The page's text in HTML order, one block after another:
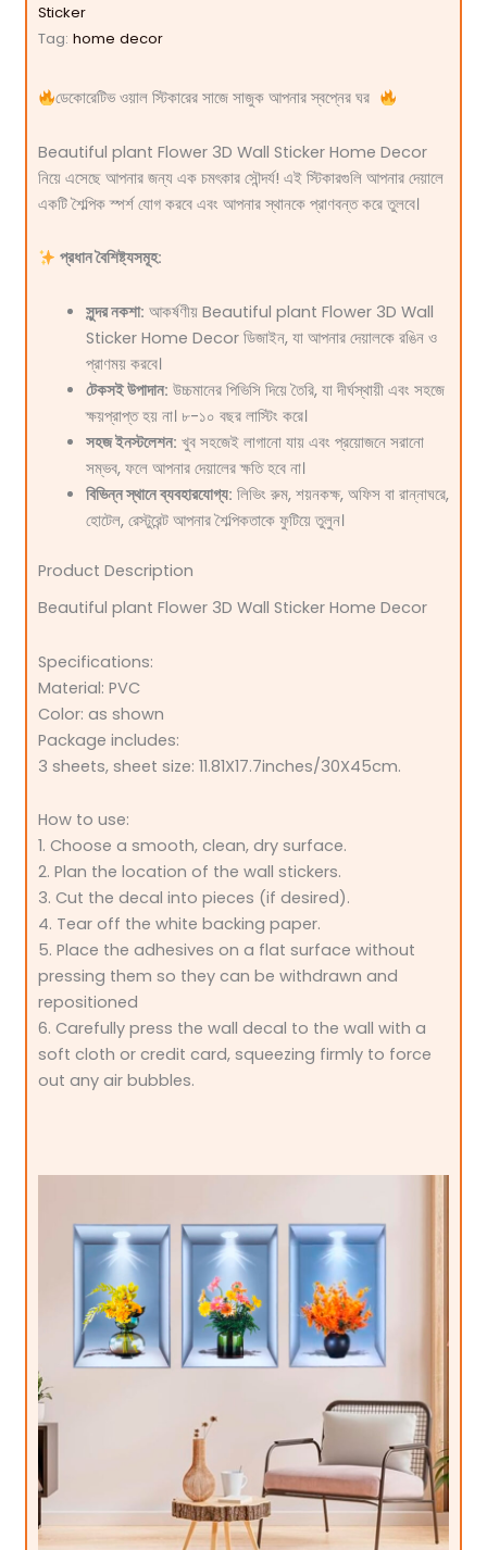
Sticker
Tag: home decor
ডেকোরেটিভ ওয়াল স্টিকারের সাজে সাজুক আপনার স্বপ্নের ঘর
Beautiful plant Flower 3D Wall Sticker Home Decor
নিয়ে এসেছে আপনার জন্য এক চমৎকার সৌন্দর্য! এই স্টিকারগুলি আপনার দেয়ালে
একটি শৈল্পিক স্পর্শ যোগ করবে এবং আপনার স্থানকে প্রাণবন্ত করে তুলবে।
প্রধান বৈশিষ্ট্যসমূহ:
সুন্দর নকশা: আকর্ষণীয় Beautiful plant Flower 3D Wall
Sticker Home Decor ডিজাইন, যা আপনার দেয়ালকে রঙিন ও
প্রাণময় করবে।
টেকসই উপাদান: উচ্চমানের পিভিসি দিয়ে তৈরি, যা দীর্ঘস্থায়ী এবং সহজে
ক্ষয়প্রাপ্ত হয় না। ৮-১০ বছর লাস্টিং করে।
সহজ ইনস্টলেশন: খুব সহজেই লাগানো যায় এবং প্রয়োজনে সরানো
সম্ভব, ফলে আপনার দেয়ালের ক্ষতি হবে না।
বিভিন্ন স্থানে ব্যবহারযোগ্য: লিভিং রুম, শয়নকক্ষ, অফিস বা রান্নাঘরে,
হোটেল, রেস্টুরেন্ট আপনার শৈল্পিকতাকে ফুটিয়ে তুলুন।
Product Description
Beautiful plant Flower 3D Wall Sticker Home Decor
Specifications:
Material: PVC
Color: as shown
Package includes:
3 sheets, sheet size: 11.81X17.7inches/30X45cm.
How to use:
1. Choose a smooth, clean, dry surface.
2. Plan the location of the wall stickers.
3. Cut the decal into pieces (if desired).
4. Tear off the white backing paper.
5. Place the adhesives on a flat surface without
pressing them so they can be withdrawn and
repositioned
6. Carefully press the wall decal to the wall with a
soft cloth or credit card, squeezing firmly to force
out any air bubbles.